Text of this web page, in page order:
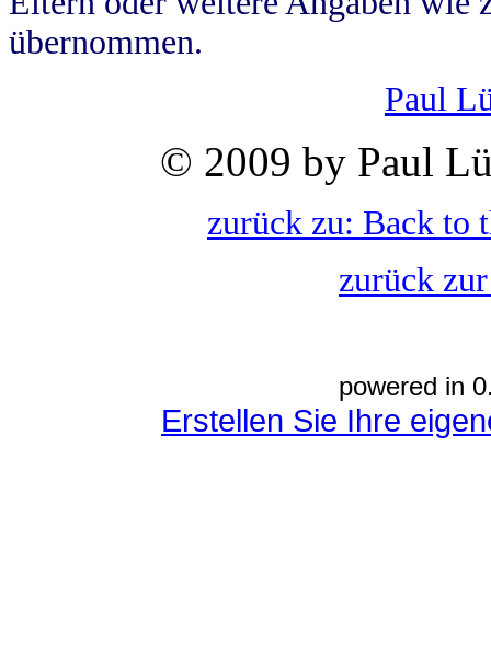
übernommen.
Paul
© 2009 by Paul
zurück zu: Back to
zurück
powered in
Erstellen Sie Ihre